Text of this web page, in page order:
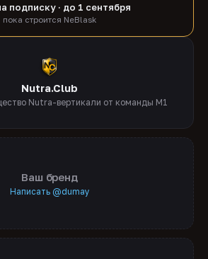
подписку · до 1 сентября
пока строится NeBlask
Nutra.Club
Nutra-вертикали от команды M1
Ваш бренд
Написать @dumay